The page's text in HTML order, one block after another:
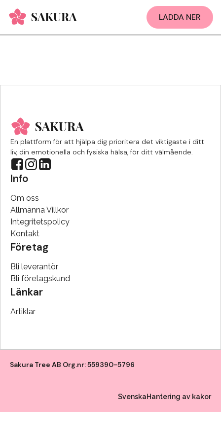
LADDA NER
En plattform för att hjälpa dig prioritera det viktigaste i ditt
liv, din emotionella och fysiska hälsa, för ditt välmående.
Info
Om oss
Allmänna Villkor
Integritetspolicy
Kontakt
Företag
Bli leverantör
Bli företagskund
Länkar
Artiklar
Sakura Tree AB Org.nr: 559390-5796
SvenskaHantering av kakor